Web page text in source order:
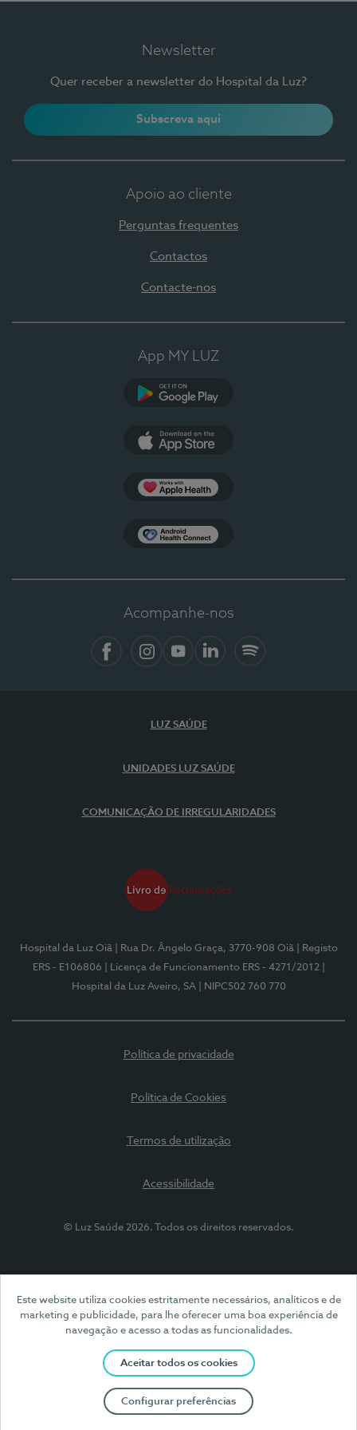
Este website utiliza cookies estritamente necessários, analíticos e de
marketing e publicidade, para lhe oferecer uma boa experiência de
navegação e acesso a todas as funcionalidades.
Aceitar todos os cookies
Configurar preferências
Newsletter
Quer receber a newsletter do Hospital da Luz?
Subscreva aqui
Apoio ao cliente
Perguntas frequentes
Contactos
Contacte-nos
App MY LUZ
Acompanhe-nos
LUZ SAÚDE
UNIDADES LUZ SAÚDE
COMUNICAÇÃO DE IRREGULARIDADES
Hospital da Luz Oiã | Rua Dr. Ângelo Graça, 3770-908 Oiã
| Registo
ERS - E106806
| Licença de Funcionamento ERS - 4271/2012
Hospital da Luz Aveiro, SA
| NIPC502 760 770
Política de privacidade
Política de Cookies
Termos de utilização
Acessibilidade
© Luz Saúde 2026. Todos os direitos reservados.